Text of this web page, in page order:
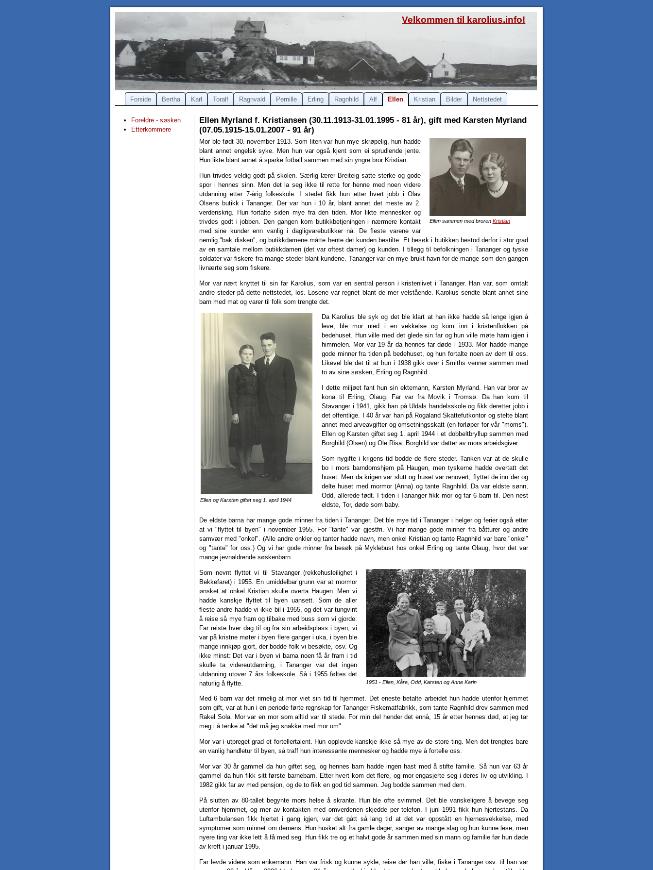
Velkommen til karolius.info!
Forside Bertha Karl Toralf Ragnvald Pernille Erling Ragnhild Alf Ellen Kristian Bilder Nettstedet
Foreldre - søsken
Etterkommere
Ellen Myrland f. Kristiansen (30.11.1913-31.01.1995 - 81 år), gift med Karsten Myrland
(07.05.1915-15.01.2007 - 91 år)
Ellen sammen med broren Kristian
Mor ble født 30. november 1913. Som liten var hun mye skrøpelig, hun hadde
blant annet engelsk syke. Men hun var også kjent som ei sprudlende jente.
Hun likte blant annet å sparke fotball sammen med sin yngre bror Kristian.
Hun trivdes veldig godt på skolen. Særlig lærer Breiteig satte sterke og gode
spor i hennes sinn. Men det la seg ikke til rette for henne med noen videre
utdanning etter 7-årig folkeskole. I stedet fikk hun etter hvert jobb i Olav
Olsens butikk i Tananger. Der var hun i 10 år, blant annet det meste av 2.
verdenskrig. Hun fortalte siden mye fra den tiden. Mor likte mennesker og
trivdes godt i jobben. Den gangen kom butikkbetjeningen i nærmere kontakt
med sine kunder enn vanlig i dagligvarebutikker nå. De fleste varene var
nemlig "bak disken", og butikkdamene måtte hente det kunden bestilte. Et besøk i butikken bestod derfor i stor grad
av en samtale mellom butikkdamen (det var oftest damer) og kunden. I tillegg til befolkningen i Tananger og tyske
soldater var fiskere fra mange steder blant kundene. Tananger var en mye brukt havn for de mange som den gangen
livnærte seg som fiskere.
Mor var nært knyttet til sin far Karolius, som var en sentral person i kristenlivet i Tananger. Han var, som omtalt
andre steder på dette nettstedet, los. Losene var regnet blant de mer velstående. Karolius sendte blant annet sine
barn med mat og varer til folk som trengte det.
Ellen og Karsten giftet seg 1. april 1944
Da Karolius ble syk og det ble klart at han ikke hadde så lenge igjen å
leve, ble mor med i en vekkelse og kom inn i kristenflokken på
bedehuset. Hun ville med det glede sin far og hun ville møte ham igjen i
himmelen. Mor var 19 år da hennes far døde i 1933. Mor hadde mange
gode minner fra tiden på bedehuset, og hun fortalte noen av dem til oss.
Likevel ble det til at hun i 1938 gikk over i Smiths venner sammen med
to av sine søsken, Erling og Ragnhild.
I dette miljøet fant hun sin ektemann, Karsten Myrland. Han var bror av
kona til Erling, Olaug. Far var fra Movik i Tromsø. Da han kom til
Stavanger i 1941, gikk han på Uldals handelsskole og fikk deretter jobb i
det offentlige. I 40 år var han på Rogaland Skattefutkontor og stelte blant
annet med arveavgifter og omsetningsskatt (en forløper for vår "moms").
Ellen og Karsten giftet seg 1. april 1944 i et dobbeltbryllup sammen med
Borghild (Olsen) og Ole Risa. Borghild var datter av mors arbeidsgiver.
Som nygifte i krigens tid bodde de flere steder. Tanken var at de skulle
bo i mors barndomshjem på Haugen, men tyskerne hadde overtatt det
huset. Men da krigen var slutt og huset var renovert, flyttet de inn der og
delte huset med mormor (Anna) og tante Ragnhild. Da var eldste sønn,
Odd, allerede født. I tiden i Tananger fikk mor og far 6 barn til. Den nest
eldste, Tor, døde som baby.
De eldste barna har mange gode minner fra tiden i Tananger. Det ble mye tid i Tananger i helger og ferier også etter
at vi "flyttet til byen" i november 1955. For "tante" var gjestfri. Vi har mange gode minner fra båtturer og andre
samvær med "onkel". (Alle andre onkler og tanter hadde navn, men onkel Kristian og tante Ragnhild var bare "onkel"
og "tante" for oss.) Og vi har gode minner fra besøk på Myklebust hos onkel Erling og tante Olaug, hvor det var
mange jevnaldrende søskenbarn.
1951 - Ellen, Kåre, Odd, Karsten og Anne Karin
Som nevnt flyttet vi til Stavanger (rekkehusleilighet i
Bekkefaret) i 1955. En umiddelbar grunn var at mormor
ønsket at onkel Kristian skulle overta Haugen. Men vi
hadde kanskje flyttet til byen uansett. Som de aller
fleste andre hadde vi ikke bil i 1955, og det var tungvint
å reise så mye fram og tilbake med buss som vi gjorde:
Far reiste hver dag til og fra sin arbeidsplass i byen, vi
var på kristne møter i byen flere ganger i uka, i byen ble
mange innkjøp gjort, der bodde folk vi besøkte, osv. Og
ikke minst: Det var i byen vi barna noen få år fram i tid
skulle ta videreutdanning, i Tananger var det ingen
utdanning utover 7 års folkeskole. Så i 1955 føltes det
naturlig å flytte.
Med 6 barn var det rimelig at mor viet sin tid til hjemmet. Det eneste betalte arbeidet hun hadde utenfor hjemmet
som gift, var at hun i en periode førte regnskap for Tananger Fiskematfabrikk, som tante Ragnhild drev sammen med
Rakel Sola. Mor var en mor som alltid var til stede. For min del hender det ennå, 15 år etter hennes død, at jeg tar
meg i å tenke at "det må jeg snakke med mor om".
Mor var i utpreget grad et fortellertalent. Hun opplevde kanskje ikke så mye av de store ting. Men det trengtes bare
en vanlig handletur til byen, så traff hun interessante mennesker og hadde mye å fortelle oss.
Mor var 30 år gammel da hun giftet seg, og hennes barn hadde ingen hast med å stifte familie. Så hun var 63 år
gammel da hun fikk sitt første barnebarn. Etter hvert kom det flere, og mor engasjerte seg i deres liv og utvikling. I
1982 gikk far av med pensjon, og de to fikk en god tid sammen. Jeg bodde sammen med dem.
På slutten av 80-tallet begynte mors helse å skrante. Hun ble ofte svimmel. Det ble vanskeligere å bevege seg
utenfor hjemmet, og mer av kontakten med omverdenen skjedde per telefon. I juni 1991 fikk hun hjertestans. Da
Luftambulansen fikk hjertet i gang igjen, var det gått så lang tid at det var oppstått en hjernesvekkelse, med
symptomer som minnet om demens: Hun husket alt fra gamle dager, sanger av mange slag og hun kunne lese, men
nyere ting var ikke lett å få med seg. Hun fikk tre og et halvt gode år sammen med sin mann og familie før hun døde
av kreft i januar 1995.
Far levde videre som enkemann. Han var frisk og kunne sykle, reise der han ville, fiske i Tananger osv. til han var